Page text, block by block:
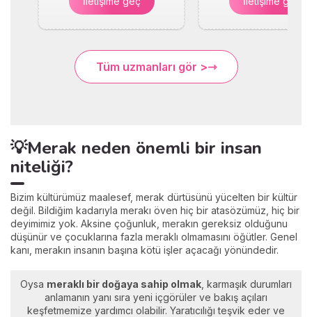
Tüm uzmanları gör >
💡Merak neden önemli bir insan
niteliği?
Bizim kültürümüz maalesef, merak dürtüsünü yücelten bir kültür
değil. Bildiğim kadarıyla merakı öven hiç bir atasözümüz, hiç bir
deyimimiz yok. Aksine çoğunluk, merakın gereksiz olduğunu
düşünür ve çocuklarına fazla meraklı olmamasını öğütler. Genel
kanı, merakın insanın başına kötü işler açacağı yönündedir.
Oysa meraklı bir doğaya sahip olmak , karmaşık durumları
anlamanın yanı sıra yeni içgörüler ve bakış açıları
keşfetmemize yardımcı olabilir. Yaratıcılığı teşvik eder ve